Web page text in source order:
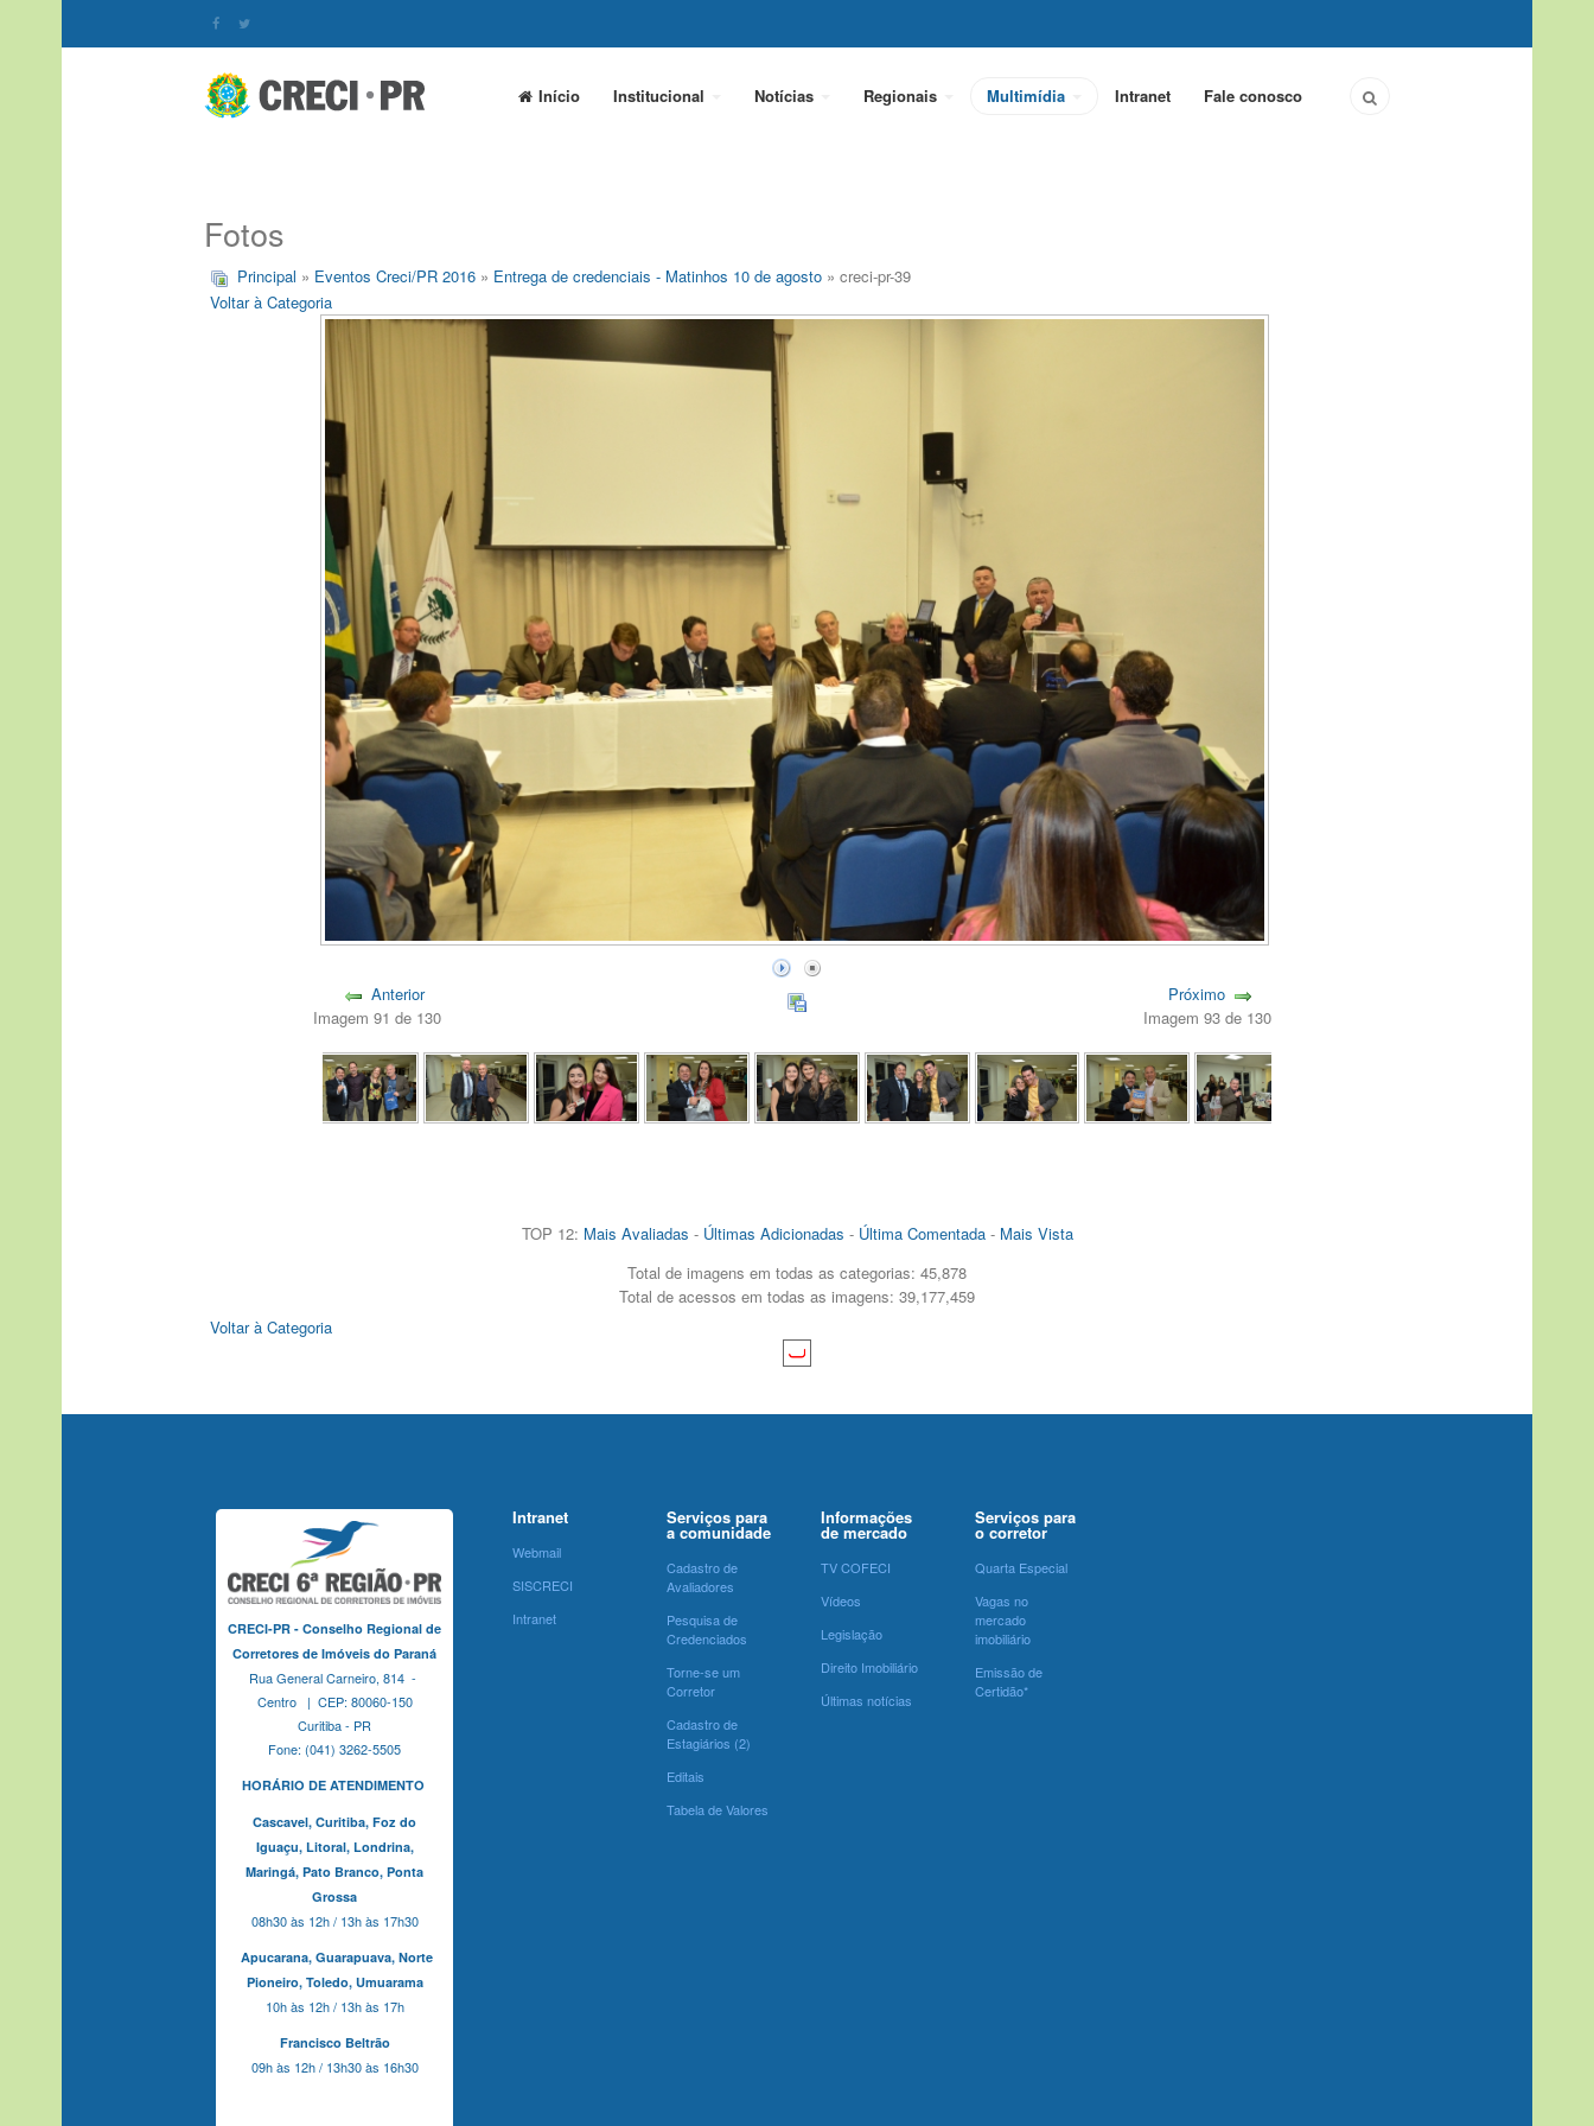
Início Institucional Notícias Regionais Multimídia Intranet Fale conosco
Fotos
Principal » Eventos Creci/PR 2016 » Entrega de credenciais - Matinhos 10 de agosto » creci-pr-39
Voltar à Categoria
Anterior
Imagem 91 de 130
Próximo
Imagem 93 de 130
TOP 12: Mais Avaliadas - Últimas Adicionadas - Última Comentada- Mais Vista
Total de imagens em todas as categorias: 45,878
Total de acessos em todas as imagens: 39,177,459
Voltar à Categoria
CRECI-PR - Conselho Regional de
Corretores de Imóveis do Paraná
Rua General Carneiro, 814 -
Centro | CEP: 80060-150
Curitiba - PR
Fone: (041) 3262-5505
HORÁRIO DE ATENDIMENTO
Cascavel, Curitiba, Foz do
Iguaçu, Litoral, Londrina,
Maringá, Pato Branco, Ponta
Grossa
08h30 às 12h / 13h às 17h30
Apucarana, Guarapuava, Norte
Pioneiro, Toledo, Umuarama
10h às 12h / 13h às 17h
Francisco Beltrão
09h às 12h / 13h30 às 16h30
Intranet
Webmail
SISCRECI
Intranet
Serviços para
a comunidade
Cadastro de
Avaliadores
Pesquisa de
Credenciados
Torne-se um
Corretor
Cadastro de
Estagiários (2)
Editais
Tabela de Valores
Informações
de mercado
TV COFECI
Vídeos
Legislação
Direito Imobiliário
Últimas notícias
Serviços para
o corretor
Quarta Especial
Vagas no
mercado
imobiliário
Emissão de
Certidão*